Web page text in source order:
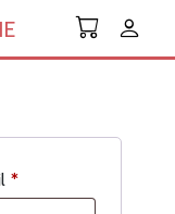
*Richiesto